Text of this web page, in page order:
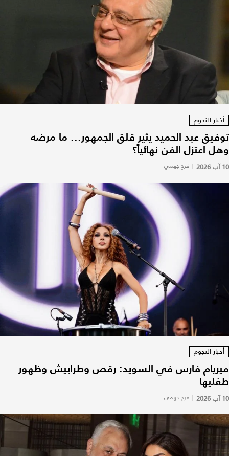
أخبار النجوم
توفيق عبد الحميد يثير قلق الجمهور... ما مرضه
وهل اعتزل الفن نهائياً؟
10 آب 2026 | فرح جهمي
أخبار النجوم
ميريام فارس في السويد: رقص وطرابيش وظهور
طفليها
10 آب 2026 | فرح جهمي